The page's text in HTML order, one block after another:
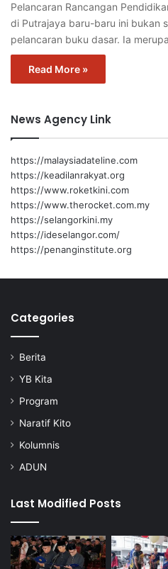
Pelancaran Rancangan
di Putrajaya baru-baru ini bukan
pelancaran buku dasar. Ia
Read More »
News Agency Link
https://malaysiadateline.com
https://keadilanrakyat.org
https://www.roketkini.com
https://www.therocket.com.my
https://selangorkini.my
https://ideselangor.com/
https://penanginstitute.org
Categories
Berita
YB Kita
Program
Naratif Kito
Kolumnis
ADUN
Last Modified Posts